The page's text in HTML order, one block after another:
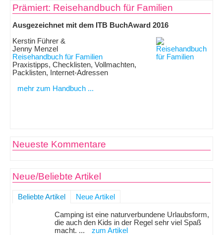
Prämiert: Reisehandbuch für Familien
Ausgezeichnet mit dem ITB BuchAward 2016
Kerstin Führer &
Jenny Menzel
Reisehandbuch für Familien
Praxistipps, Checklisten, Vollmachten,
Packlisten, Internet-Adressen
mehr zum Handbuch ...
Neueste Kommentare
Neue/Beliebte Artikel
Beliebte Artikel Neue Artikel
Camping ist eine naturverbundene Urlaubsform,
die auch den Kids in der Regel sehr viel Spaß
macht. ...
zum Artikel